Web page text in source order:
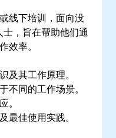
线下培训，面向没
，旨在帮助他们通
效率。
及其工作原理。
不同的工作场景。
。
最佳使用实践。